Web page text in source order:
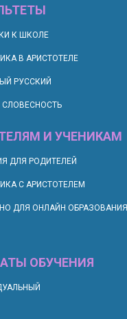
К ШКОЛЕ
В АРИСТОТЕЛЕ
РУССКИЙ
СЛОВЕСНОСТЬ
И УЧЕНИКАМ
ОБУЧЕНИЯ
ДЛЯ РОДИТЕЛЕЙ
С АРИСТОТЕЛЕМ
ДЛЯ ОНЛАЙН ОБРАЗОВАНИЯ